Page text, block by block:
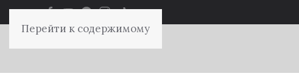
Перейти к содержимому